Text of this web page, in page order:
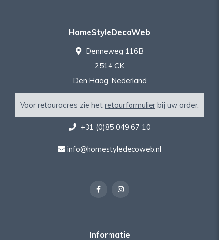
HomeStyleDecoWeb
Denneweg 116B
2514 CK
Den Haag, Nederland
Voor retouradres zie het retourformulier bij uw order.
+31 (0)85 049 67 10
info@homestyledecoweb.nl
Informatie